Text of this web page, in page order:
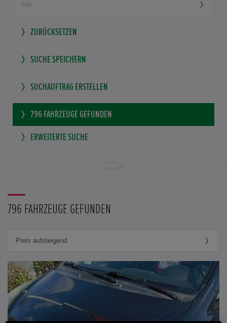
ZURÜCKSETZEN
SUCHE SPEICHERN
SUCHAUFTRAG ERSTELLEN
796 FAHRZEUGE GEFUNDEN
ERWEITERTE SUCHE
796 FAHRZEUGE GEFUNDEN